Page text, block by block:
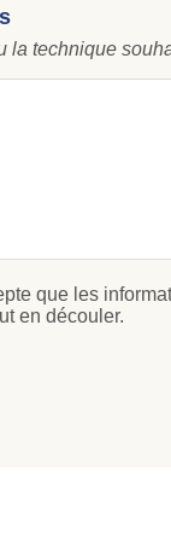
la technique
que les
en découler.